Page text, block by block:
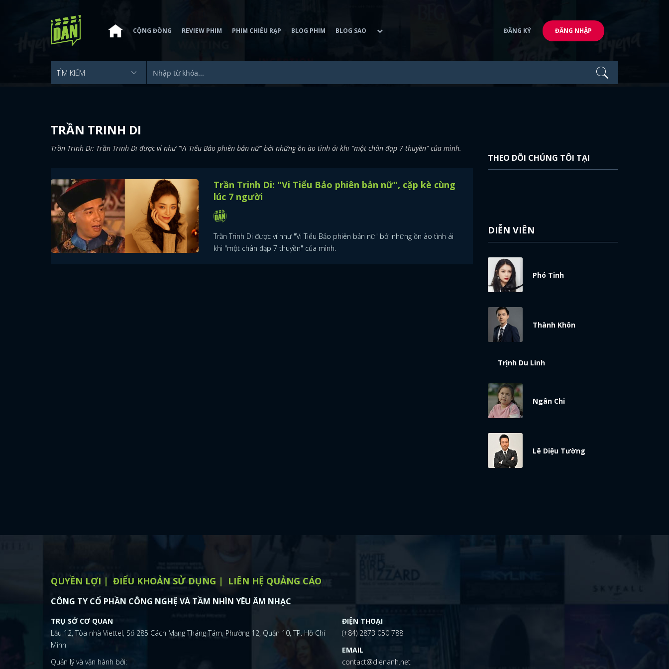
CỘNG ĐỒNG REVIEW PHIM PHIM CHIẾU RẠP BLOG PHIM BLOG SAO ĐĂNG KÝ ĐĂNG NHẬP
TRẦN TRINH DI
Trần Trinh Di: Trần Trinh Di được ví như "Vi Tiểu Bảo phiên bản nữ" bởi những ồn ào tình ái khi "một chân đạp 7 thuyền" của mình.
Trần Trinh Di: "Vi Tiểu Bảo phiên bản nữ", cặp kè cùng
lúc 7 người
Trần Trinh Di được ví như "Vi Tiểu Bảo phiên bản nữ" bởi những ồn ào tình ái
khi "một chân đạp 7 thuyền" của mình.
THEO DÕI CHÚNG TÔI TẠI
DIỄN VIÊN
Phó Tinh
Thành Khôn
Trịnh Du Linh
Ngân Chi
Lê Diệu Tường
QUYỀN LỢI ĐIỂU KHOẢN SỬ DỤNG LIÊN HỆ QUẢNG CÁO
CÔNG TY CỔ PHẦN CÔNG NGHỆ VÀ TẦM NHÌN YÊU ÂM NHẠC
TRỤ SỞ CƠ QUAN
Lầu 12, Tòa nhà Viettel, Số 285 Cách Mạng Tháng Tám, Phường 12, Quận 10, TP. Hồ Chí
Minh
Quản lý và vận hành bởi:
ĐIỆN THOẠI
(+84) 2873 050 788
EMAIL
contact@dienanh.net